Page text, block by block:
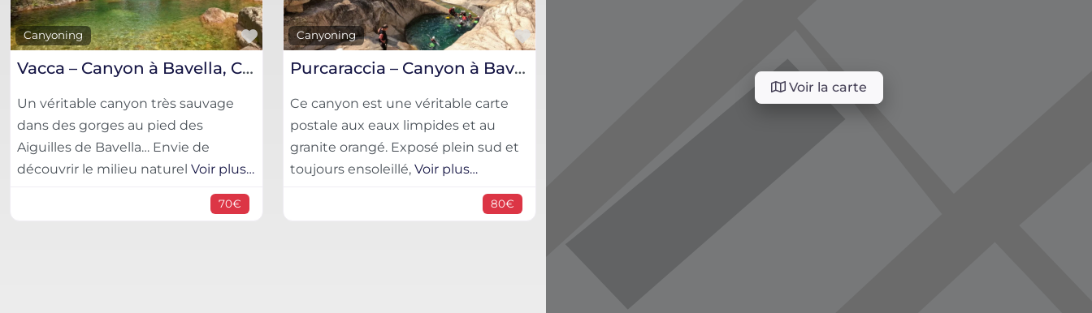
Canyoning
Favorite
Vacca – Canyon à Bavella, Corse-Du-Sud
Un véritable canyon très sauvage
dans des gorges au pied des
Aiguilles de Bavella… Envie de
découvrir le milieu naturel Voir plus…
70€
Canyoning
Favorite
Purcaraccia – Canyon à Bavella, Corse du Sud
Ce canyon est une véritable carte
postale aux eaux limpides et au
granite orangé. Exposé plein sud et
toujours ensoleillé, Voir plus…
80€
Voir la carte